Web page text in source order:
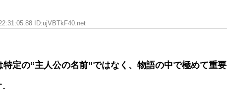
ID:ujVBTkF40.net
定の“主人公の名前”ではなく、物語の中で極めて重要